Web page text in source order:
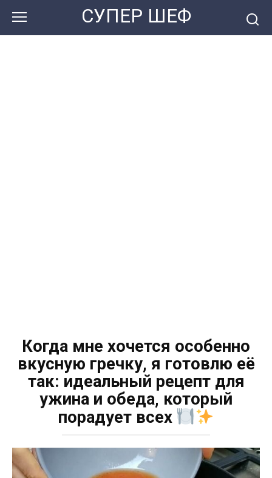
контенту
СУПЕР ШЕФ
Когда мне хочется особенно
вкусную гречку, я готовлю её
так: идеальный рецепт для
ужина и обеда, который
порадует всех